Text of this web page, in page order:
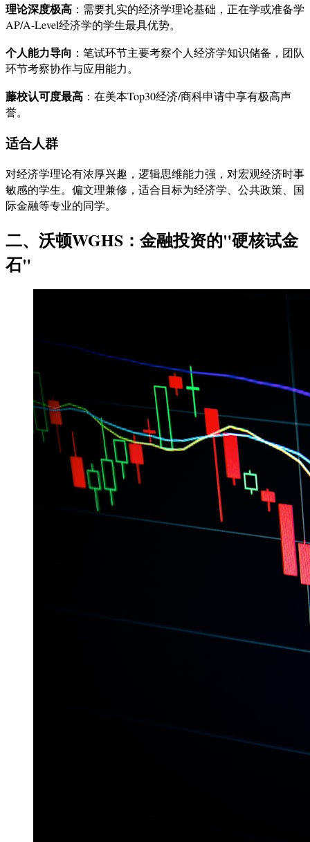
理论深度极高 ：需要扎实的经济学理论基础，正在学或准备学
AP/A-Level经济学的学生最具优势。
个人能力导向 ：笔试环节主要考察个人经济学知识储备，团队
环节考察协作与应用能力。
藤校认可度最高 ：在美本Top30经济/商科申请中享有极高声
誉。
适合人群
对经济学理论有浓厚兴趣，逻辑思维能力强，对宏观经济时事
敏感的学生。偏文理兼修，适合目标为经济学、公共政策、国
际金融等专业的同学。
二、沃顿WGHS：金融投资的"硬核试金
石"